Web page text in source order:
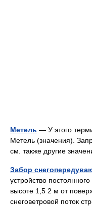
Метель — У этого
Метель (значения).
см. также другие
Забор
устройство
высоте 1,5 2 м от
снеговетровой поток